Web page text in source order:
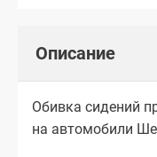
Описание
Обивка сидений
на автомобили